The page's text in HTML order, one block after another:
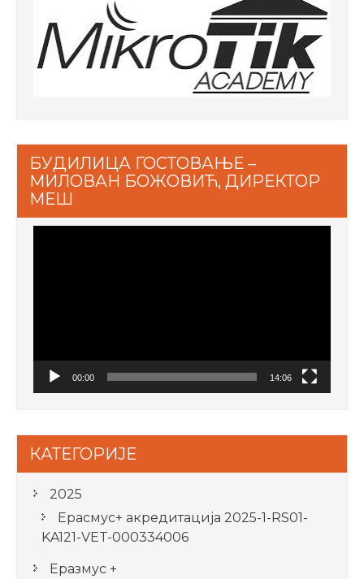
БУДИЛИЦА ГОСТОВАЊЕ –
МИЛОВАН БОЖОВИЋ, ДИРЕКТОР
МЕШ
00:00 14:06
КАТЕГОРИЈЕ
2025
Ерасмус+ акредитацијa 2025-1-RS01-
KA121-VET-000334006
Еразмус +